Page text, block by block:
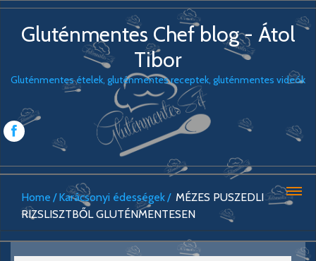
Gluténmentes Chef blog - Átol
Tibor
Gluténmentes ételek, gluténmentes receptek, gluténmentes videók
Home Karácsonyi édességek
MÉZES PUSZEDLI
RIZSLISZTBŐL GLUTÉNMENTESEN